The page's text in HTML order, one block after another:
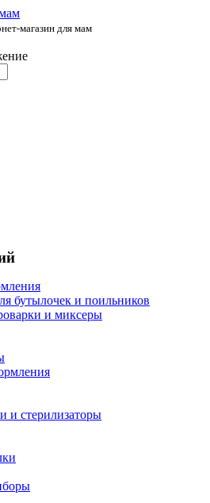
магазин для мам
бутылочек и поильников
и миксеры
и стерилизаторы